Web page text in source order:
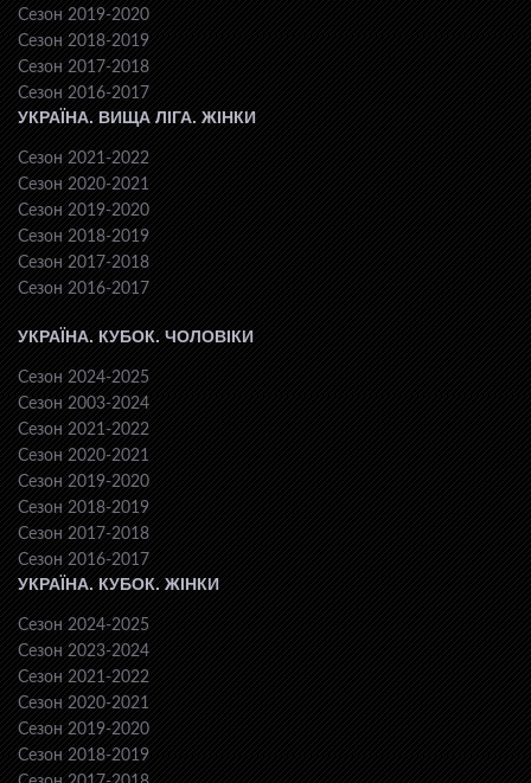
Сезон 2019-2020
Сезон 2018-2019
Сезон 2017-2018
Сезон 2016-2017
УКРАЇНА. ВИЩА ЛІГА. ЖІНКИ
Сезон 2021-2022
Сезон 2020-2021
Сезон 2019-2020
Сезон 2018-2019
Сезон 2017-2018
Сезон 2016-2017
УКРАЇНА. КУБОК. ЧОЛОВІКИ
Сезон 2024-2025
Сезон 2003-2024
Сезон 2021-2022
Сезон 2020-2021
Сезон 2019-2020
Сезон 2018-2019
Сезон 2017-2018
Сезон 2016-2017
УКРАЇНА. КУБОК. ЖІНКИ
Сезон 2024-2025
Сезон 2023-2024
Сезон 2021-2022
Сезон 2020-2021
Сезон 2019-2020
Сезон 2018-2019